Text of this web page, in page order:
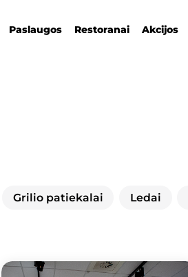
Paslaugos Restoranai Akcijos
Grilio patiekalai Ledai